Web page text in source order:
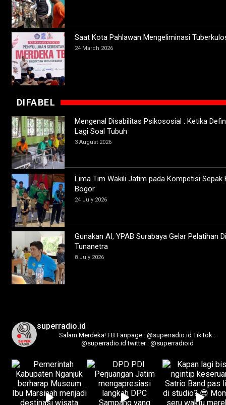
Saat Kota Pahlawan Mengeliminasi
24 March 2026
DIFABEL
Mengenal Disabilitas Psikososial : Ketika
Lagi Soal Tubuh
3 August 2026
Lima Tim Wakili Jatim pada Kompetisi Sepak
Bogor
24 July 2026
Gunakan AI, YPAB Surabaya Gelar Pelatihan
Tunanetra
8 July 2026
superradio.id
Salam Merdeka! FB Fanpage : @superradio.id TikTok :
@superradio.id twitter : @superradioid